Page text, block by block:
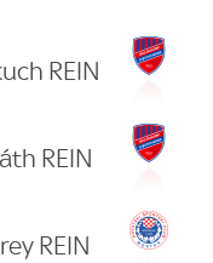
REIN
REIN
REIN